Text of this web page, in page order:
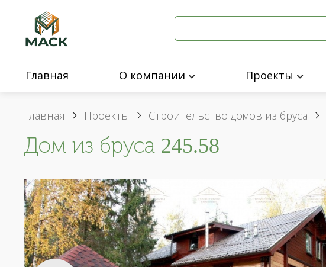
Главная О компании Проекты
Главная Проекты Строительство домов из бруса
Дом из бруса 245.58